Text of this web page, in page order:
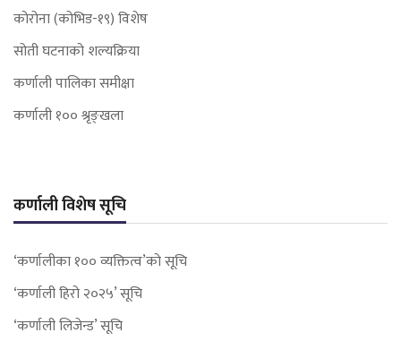
कोरोना (कोभिड-१९) विशेष
सोती घटनाको शल्यक्रिया
कर्णाली पालिका समीक्षा
कर्णाली १०० श्रृङ्खला
कर्णाली विशेष सूचि
‘कर्णालीका १०० व्यक्तित्व’को सूचि
‘कर्णाली हिरो २०२५’ सूचि
‘कर्णाली लिजेन्ड’ सूचि